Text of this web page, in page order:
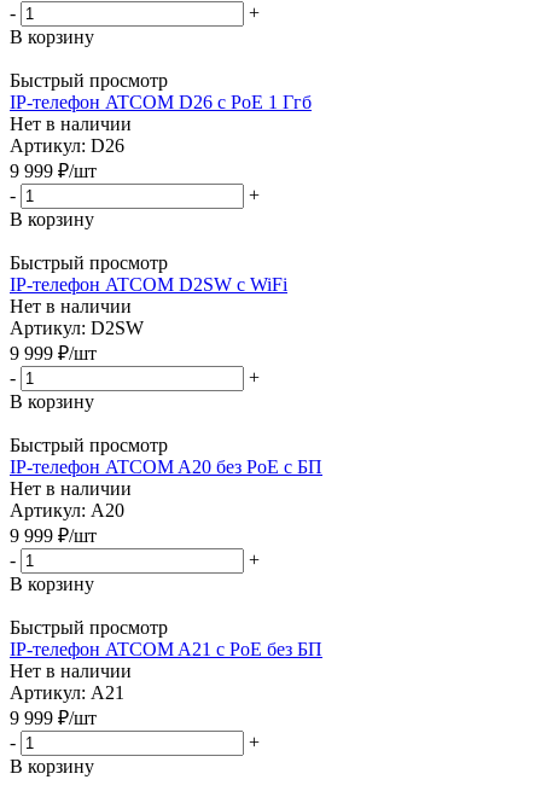
-
+
В корзину
Быстрый просмотр
IP-телефон ATCOM D26 c PoE 1 Ггб
Нет в наличии
Артикул: D26
9 999 ₽/шт
-
+
В корзину
Быстрый просмотр
IP-телефон ATCOM D2SW с WiFi
Нет в наличии
Артикул: D2SW
9 999 ₽/шт
-
+
В корзину
Быстрый просмотр
IP-телефон ATCOM A20 без PoE с БП
Нет в наличии
Артикул: A20
9 999 ₽/шт
-
+
В корзину
Быстрый просмотр
IP-телефон ATCOM A21 с PoE без БП
Нет в наличии
Артикул: A21
9 999 ₽/шт
-
+
В корзину